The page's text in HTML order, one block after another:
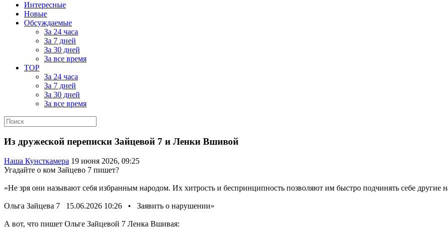
Интересные
Новые
Обсуждаемые
За 24 часа
За 7 дней
За 30 дней
За все время
TOP
За 24 часа
За 7 дней
За 30 дней
За все время
Из дружеской переписки Зайцевой 7 и Ленки Вшивой
Наша Кунсткамера 19 июня 2026, 09:25
Угадайте о ком Зайцево 7 пишет?
«Не зря они называют себя избранным народом. Их хитрость и беспринципность позволяют им быстро подчинять себе другие
Ольга Зайцева 7 15.06.2026 10:26 • Заявить о нарушении»
А вот, что пишет Ольге Зайцевой 7 Ленка Вшивая: